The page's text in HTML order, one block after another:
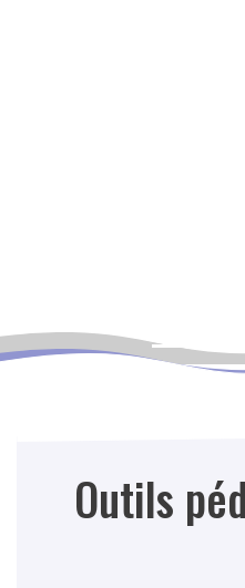
Outils